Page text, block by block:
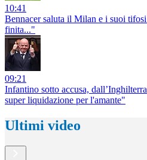
10:41
Bennacer saluta il Milan e i suoi
finita..."
09:21
Infantino sotto accusa,
super liquidazione per l'amante"
Ultimi video